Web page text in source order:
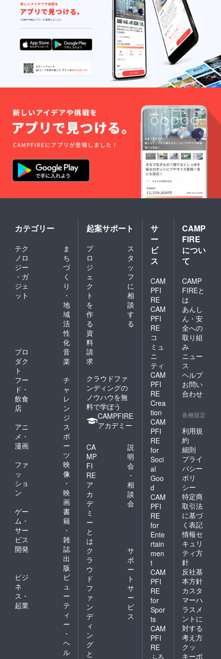
カテゴリー
テク
ノロ
ジー
・ガ
ジェ
ット
ま
ち
づ
く
り
・
地
域
活
性
化
プロ
ダク
ト
音
楽
フー
ド・
飲食
店
チ
ャ
レ
ン
ジ
アニ
メ・
漫画
ス
ポ
ー
ツ
ファ
ッ
ショ
ン
映
像
・
映
画
ゲー
ム・
サー
ビス
開発
書
籍
・
雑
誌
出
版
ビジ
ネ
ス・
起業
ビ
ュ
ー
テ
ィ
ー
・
ヘ
ル
起案サポート
プ
ロ
ジ
ェ
ク
ト
を
作
る
ス
タ
ッ
フ
に
相
談
す
る
資
料
請
求
クラウドファ
ンディングの
ノウハウを無
料で学ぼう
CAMPFIRE
アカデミー
CA
MP
FI
RE
ア
カ
デ
ミ
ー
と
は
説
明
会
・
相
談
会
ク
ラ
ウ
ド
フ
ァ
ン
デ
ィ
ン
グ
と
サ
ポ
ー
ト
サ
ー
ビ
ス
サ
ー
ビ
ス
CAM
PFI
RE
CAM
PFI
RE
コ
ミュ
ニ
ティ
CAM
PFI
RE
Crea
tion
CAM
PFI
RE
for
Soci
al
Goo
d
CAM
PFI
RE
for
Ente
rtain
men
t
CAM
PFI
RE
for
Spor
ts
CAM
PFI
RE
ふる
CAMP
FIRE
につい
て
CAMP
FIREと
は
あんし
ん・安
全への
取り組
み
ニュー
ス
ヘルプ
お問い
合わせ
各種規定
利用規
約
細則
プライ
バシー
ポリ
シー
特定商
取引法
に基づ
く表記
情報セ
キュリ
ティ方
針
反社基
本方針
カスタ
マーハ
ラスメ
ントに
対する
考え方
クッ
キーポ